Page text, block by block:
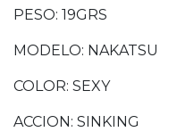
PESO: 19GRS
MODELO: NAKATSU
COLOR: SEXY
ACCION: SINKING